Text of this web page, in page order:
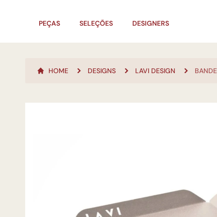
PEÇAS SELEÇÕES DESIGNERS
HOME DESIGNS LAVI DESIGN